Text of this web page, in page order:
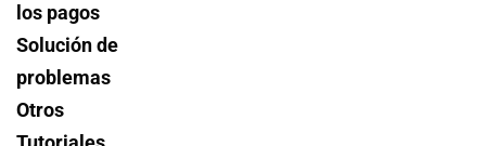
los pagos
Solución de
problemas
Otros